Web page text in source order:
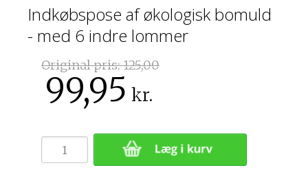
Indkøbspose af økologisk bomuld
- med 6 indre lommer
Original pris:125,00
99,95 kr.